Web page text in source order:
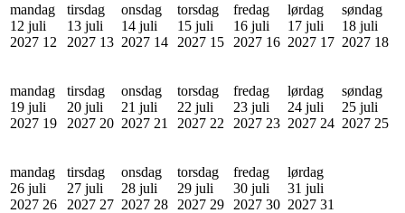
mandag
12 juli
2027 12
tirsdag
13 juli
2027 13
onsdag
14 juli
2027 14
torsdag
15 juli
2027 15
fredag
16 juli
2027 16
lørdag
17 juli
2027 17
søndag
18 juli
2027 18
mandag
19 juli
2027 19
tirsdag
20 juli
2027 20
onsdag
21 juli
2027 21
torsdag
22 juli
2027 22
fredag
23 juli
2027 23
lørdag
24 juli
2027 24
søndag
25 juli
2027 25
mandag
26 juli
2027 26
tirsdag
27 juli
2027 27
onsdag
28 juli
2027 28
torsdag
29 juli
2027 29
fredag
30 juli
2027 30
lørdag
31 juli
2027 31